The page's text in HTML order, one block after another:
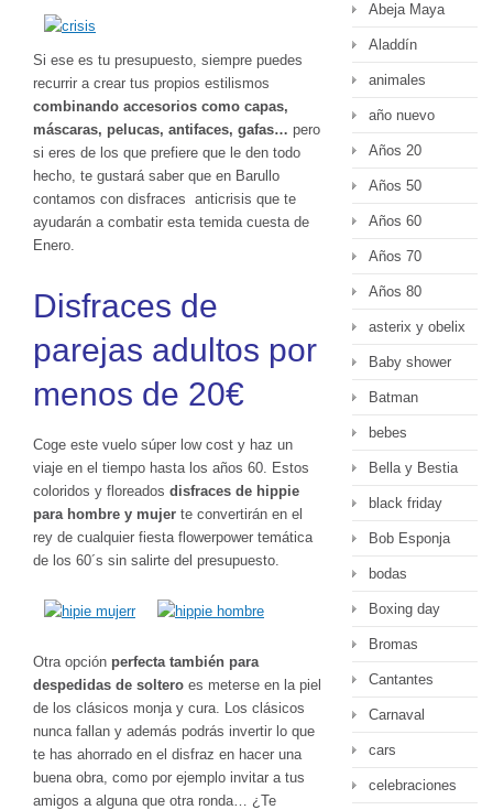
Si ese es tu presupuesto, siempre puedes
recurrir a crear tus propios estilismos
combinando accesorios como capas,
máscaras, pelucas, antifaces, gafas… pero
si eres de los que prefiere que le den todo
hecho, te gustará saber que en Barullo
contamos con disfraces anticrisis que te
ayudarán a combatir esta temida cuesta de
Enero.
Disfraces de
parejas adultos por
menos de 20€
Coge este vuelo súper low cost y haz un
viaje en el tiempo hasta los años 60. Estos
coloridos y floreados disfraces de hippie
para hombre y mujer te convertirán en el
rey de cualquier fiesta flowerpower temática
de los 60´s sin salirte del presupuesto.
Otra opción perfecta también para
despedidas de soltero es meterse en la piel
de los clásicos monja y cura. Los clásicos
nunca fallan y además podrás invertir lo que
te has ahorrado en el disfraz en hacer una
buena obra, como por ejemplo invitar a tus
amigos a alguna que otra ronda… ¿Te
Abeja Maya
Aladdín
animales
año nuevo
Años 20
Años 50
Años 60
Años 70
Años 80
asterix y obelix
Baby shower
Batman
bebes
Bella y Bestia
black friday
Bob Esponja
bodas
Boxing day
Bromas
Cantantes
Carnaval
cars
celebraciones